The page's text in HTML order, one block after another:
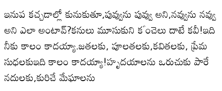
ఇనుప కచ్చడాల్లో కునుకుతూ,పువ్వును పువ్వు అని,నవ్వును నవ్వు
అని ఎలా అంటావ్?కనులు మూసుకుని కౕంచెలు దాటే కవీ!ఇది
నీకు కాలం కాదయ్యా.జతలకు, పూలతలకు,కవితలకు, ప్రేమ
సుధలకుఇది కాలం కాదయ్యా!హృదయాలను ఒరుచుకు పారే
నదులకు,కురిచే మేఘాలను